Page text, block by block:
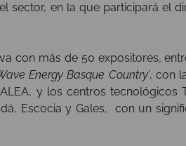
sector, en la que participará el
con más de 50 expositores,
Energy Basque Country’, con
y los centros tecnológicos
Escocia y Gales, con un